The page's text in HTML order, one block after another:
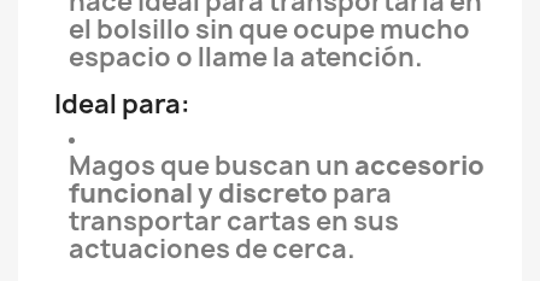
el bolsillo sin que ocupe mucho
espacio o llame la atención.
Ideal para:
Magos que buscan un accesorio
funcional y discreto para
transportar cartas en sus
actuaciones de cerca.